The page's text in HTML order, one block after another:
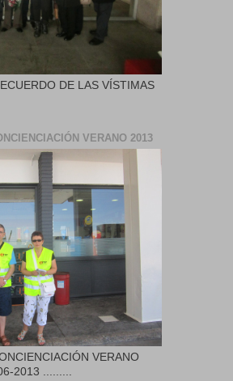
DE LAS VÍSTIMAS
VERANO 2013
VERANO
2013 .........